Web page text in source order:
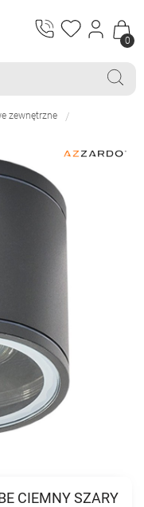
0
zewnętrzne
CIEMNY SZARY